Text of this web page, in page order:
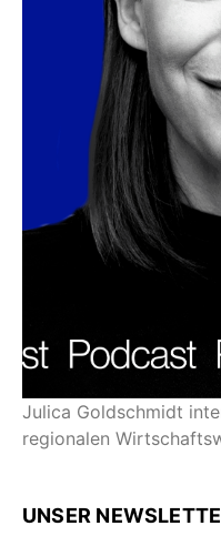
Julica Goldschmidt
regionalen
UNSER